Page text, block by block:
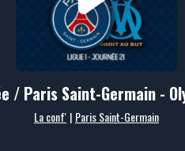
/ Paris Saint-Germain -
La conf' | Paris Saint-Germain